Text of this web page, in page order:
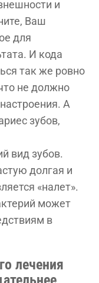
и
Ваш
для
И кода
так же ровно
не должно
А
зубов,
вид зубов.
долгая и
«налет».
может
в
лечения